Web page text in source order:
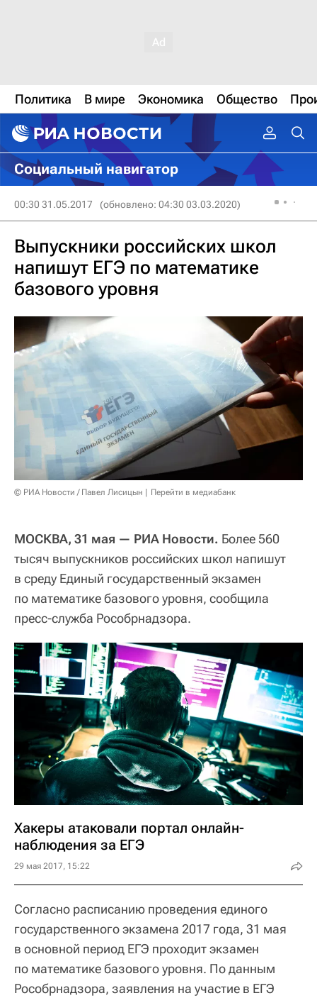
Политика В мире Экономика Общество
Социальный навигатор
00:30 31.05.2017 (обновлено: 04:30 03.03.2020)
Выпускники российских школ
напишут ЕГЭ по математике
базового уровня
© РИА Новости / Павел Лисицын Перейти в медиабанк
МОСКВА, 31 мая — РИА Новости. Более 560
тысяч выпускников российских школ напишут
в среду Единый государственный экзамен
по математике базового уровня, сообщила
пресс-служба Рособрнадзора.
Хакеры атаковали портал онлайн-
наблюдения за ЕГЭ
29 мая 2017, 15:22
Согласно расписанию проведения единого
государственного экзамена 2017 года, 31 мая
в основной период ЕГЭ проходит экзамен
по математике базового уровня. По данным
Рособрнадзора, заявления на участие в ЕГЭ